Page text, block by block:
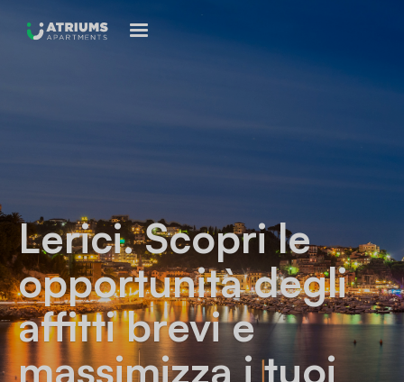
Lerici. Scopri le
opportunità degli
affitti brevi e
massimizza i tuoi